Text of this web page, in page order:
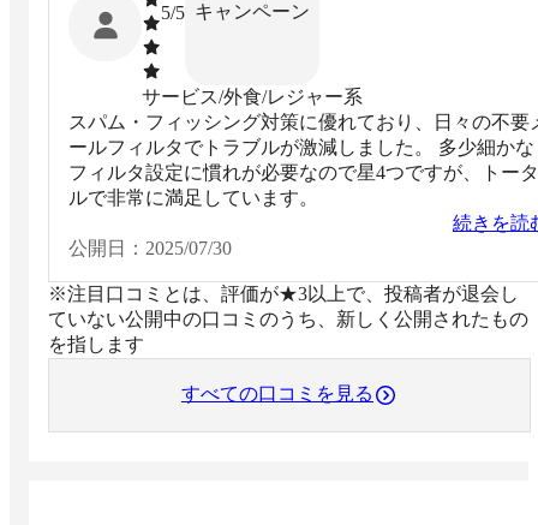
5/5 キャンペーン
サービス/外食/レジャー系
スパム・フィッシング対策に優れており、日々の不要
ールフィルタでトラブルが激減しました。 多少細かな
フィルタ設定に慣れが必要なので星4つですが、トータ
ルで非常に満足しています。
続きを読
公開日： 2025/07/30
※注目口コミとは、評価が★3以上で、投稿者が退会し
ていない公開中の口コミのうち、新しく公開されたもの
を指します
すべての口コミを見る